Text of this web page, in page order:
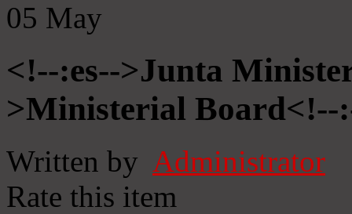
05 May
<!--:es-->Junta
>Ministerial Board<!--
Written by Administrator
Rate this item